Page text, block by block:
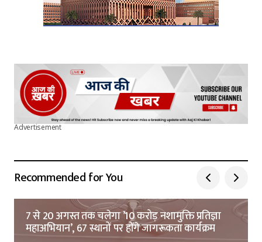
Advertisement
Recommended for You
7 से 20 अगस्त तक चलेगा ’10 करोड़ नशामुक्ति प्रतिज्ञा
महाअभियान’, 67 स्थानों पर होंगे जागरूकता कार्यक्रम